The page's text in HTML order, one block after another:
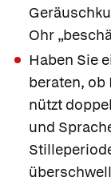
Ohr
Haben Sie
beraten, ob
nützt
und